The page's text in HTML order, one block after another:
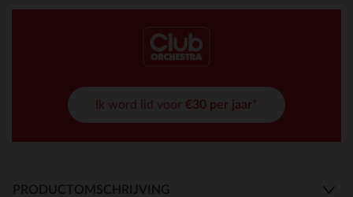
Ik word lid voor €30 per jaar*
PRODUCTOMSCHRIJVING